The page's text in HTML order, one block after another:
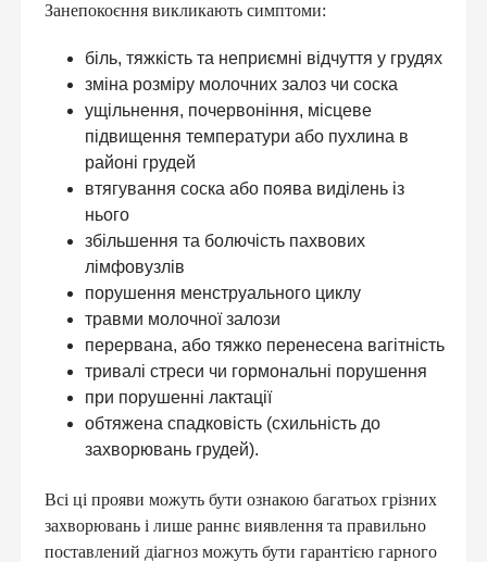
Занепокоєння викликають симптоми:
біль, тяжкість та неприємні відчуття у грудях
зміна розміру молочних залоз чи соска
ущільнення, почервоніння, місцеве
підвищення температури або пухлина в
районі грудей
втягування соска або поява виділень із
нього
збільшення та болючість пахвових
лімфовузлів
порушення менструального циклу
травми молочної залози
перервана, або тяжко перенесена вагітність
тривалі стреси чи гормональні порушення
при порушенні лактації
обтяжена спадковість (схильність до
захворювань грудей).
Всі ці прояви можуть бути ознакою багатьох грізних
захворювань і лише раннє виявлення та правильно
поставлений діагноз можуть бути гарантією гарного